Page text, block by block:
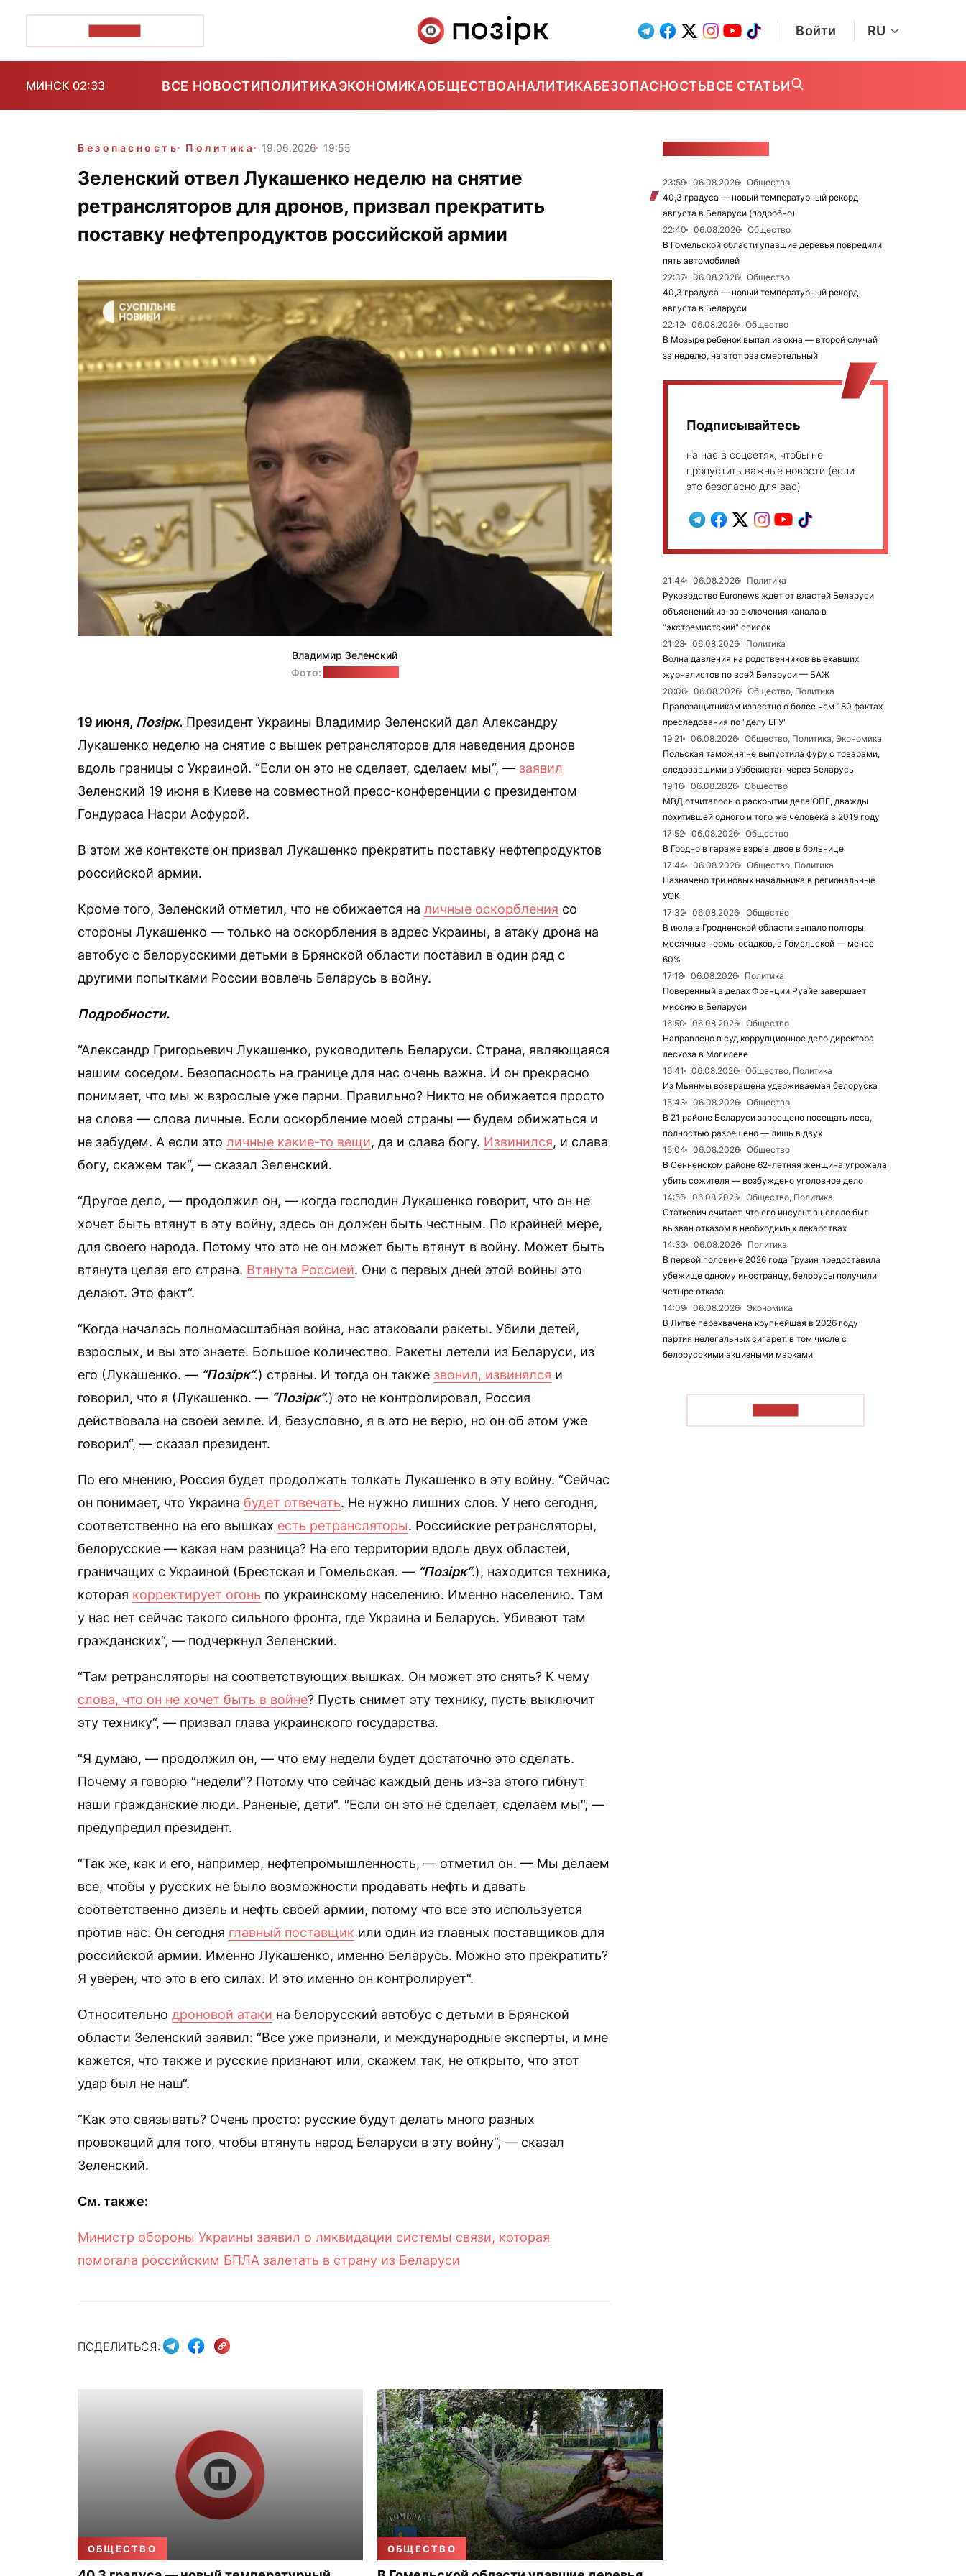
Войти RU
МИНСК 02:33 ВСЕ НОВОСТИПОЛИТИКАЭКОНОМИКАОБЩЕСТВОАНАЛИТИКАБЕЗОПАСНОСТЬВСЕ СТАТЬИ
Безопасность Политика 19.06.2026 19:55
Зеленский отвел Лукашенко неделю на снятие
ретрансляторов для дронов, призвал прекратить
поставку нефтепродуктов российской армии
Владимир Зеленский
Фото:
19 июня, Позірк. Президент Украины Владимир Зеленский дал Александру
Лукашенко неделю на снятие с вышек ретрансляторов для наведения дронов
вдоль границы с Украиной. “Если он это не сделает, сделаем мы“, — заявил
Зеленский 19 июня в Киеве на совместной пресс-конференции с президентом
Гондураса Насри Асфурой.
В этом же контексте он призвал Лукашенко прекратить поставку нефтепродуктов
российской армии.
Кроме того, Зеленский отметил, что не обижается на личные оскорбления со
стороны Лукашенко — только на оскорбления в адрес Украины, а атаку дрона на
автобус с белорусскими детьми в Брянской области поставил в один ряд с
другими попытками России вовлечь Беларусь в войну.
Подробности.
“Александр Григорьевич Лукашенко, руководитель Беларуси. Страна, являющаяся
нашим соседом. Безопасность на границе для нас очень важна. И он прекрасно
понимает, что мы ж взрослые уже парни. Правильно? Никто не обижается просто
на слова — слова личные. Если оскорбление моей страны — будем обижаться и
не забудем. А если это личные какие-то вещи, да и слава богу. Извинился, и слава
богу, скажем так“, — сказал Зеленский.
“Другое дело, — продолжил он, — когда господин Лукашенко говорит, что он не
хочет быть втянут в эту войну, здесь он должен быть честным. По крайней мере,
для своего народа. Потому что это не он может быть втянут в войну. Может быть
втянута целая его страна. Втянута Россией. Они с первых дней этой войны это
делают. Это факт“.
“Когда началась полномасштабная война, нас атаковали ракеты. Убили детей,
взрослых, и вы это знаете. Большое количество. Ракеты летели из Беларуси, из
его (Лукашенко. — “Позірк“.) страны. И тогда он также звонил, извинялся и
говорил, что я (Лукашенко. — “Позірк“.) это не контролировал, Россия
действовала на своей земле. И, безусловно, я в это не верю, но он об этом уже
говорил“, — сказал президент.
По его мнению, Россия будет продолжать толкать Лукашенко в эту войну. “Сейчас
он понимает, что Украина будет отвечать. Не нужно лишних слов. У него сегодня,
соответственно на его вышках есть ретрансляторы. Российские ретрансляторы,
белорусские — какая нам разница? На его территории вдоль двух областей,
граничащих с Украиной (Брестская и Гомельская. — “Позірк“.), находится техника,
которая корректирует огонь по украинскому населению. Именно населению. Там
у нас нет сейчас такого сильного фронта, где Украина и Беларусь. Убивают там
гражданских“, — подчеркнул Зеленский.
“Там ретрансляторы на соответствующих вышках. Он может это снять? К чему
слова, что он не хочет быть в войне? Пусть снимет эту технику, пусть выключит
эту технику“, — призвал глава украинского государства.
“Я думаю, — продолжил он, — что ему недели будет достаточно это сделать.
Почему я говорю “недели“? Потому что сейчас каждый день из-за этого гибнут
наши гражданские люди. Раненые, дети“. “Если он это не сделает, сделаем мы“, —
предупредил президент.
“Так же, как и его, например, нефтепромышленность, — отметил он. — Мы делаем
все, чтобы у русских не было возможности продавать нефть и давать
соответственно дизель и нефть своей армии, потому что все это используется
против нас. Он сегодня главный поставщик или один из главных поставщиков для
российской армии. Именно Лукашенко, именно Беларусь. Можно это прекратить?
Я уверен, что это в его силах. И это именно он контролирует“.
Относительно дроновой атаки на белорусский автобус с детьми в Брянской
области Зеленский заявил: “Все уже признали, и международные эксперты, и мне
кажется, что также и русские признают или, скажем так, не открыто, что этот
удар был не наш“.
“Как это связывать? Очень просто: русские будут делать много разных
провокаций для того, чтобы втянуть народ Беларуси в эту войну“, — сказал
Зеленский.
См. также:
Министр обороны Украины заявил о ликвидации системы связи, которая
помогала российским БПЛА залетать в страну из Беларуси
ПОДЕЛИТЬСЯ:
ОБЩЕСТВО ОБЩЕСТВО
23:59 06.08.2026
Общество
40,3 градуса — новый температурный рекорд
августа в Беларуси (подробно)
22:40
06.08.2026
Общество
В Гомельской области упавшие деревья повредили
пять автомобилей
22:37
06.08.2026
Общество
40,3 градуса — новый температурный рекорд
августа в Беларуси
22:12
06.08.2026
Общество
В Мозыре ребенок выпал из окна — второй случай
за неделю, на этот раз смертельный
Подписывайтесь
на нас в соцсетях, чтобы не
пропустить важные новости (если
это безопасно для вас)
21:44 06.08.2026
Политика
Руководство Euronews ждет от властей Беларуси
объяснений из-за включения канала в
"экстремистский" список
21:23
06.08.2026
Политика
Волна давления на родственников выехавших
журналистов по всей Беларуси — БАЖ
20:06
06.08.2026
Общество, Политика
Правозащитникам известно о более чем 180 фактах
преследования по "делу ЕГУ"
19:21
06.08.2026
Общество, Политика, Экономика
Польская таможня не выпустила фуру с товарами,
следовавшими в Узбекистан через Беларусь
19:16
06.08.2026
Общество
МВД отчиталось о раскрытии дела ОПГ, дважды
похитившей одного и того же человека в 2019 году
17:52
06.08.2026
Общество
В Гродно в гараже взрыв, двое в больнице
17:44
06.08.2026
Общество, Политика
Назначено три новых начальника в региональные
УСК
17:32
06.08.2026
Общество
В июле в Гродненской области выпало полторы
месячные нормы осадков, в Гомельской — менее
60%
17:18
06.08.2026
Политика
Поверенный в делах Франции Руайе завершает
миссию в Беларуси
16:50
06.08.2026
Общество
Направлено в суд коррупционное дело директора
лесхоза в Могилеве
16:41
06.08.2026
Общество, Политика
Из Мьянмы возвращена удерживаемая белоруска
15:43
06.08.2026
Общество
В 21 районе Беларуси запрещено посещать леса,
полностью разрешено — лишь в двух
15:04
06.08.2026
Общество
В Сенненском районе 62-летняя женщина угрожала
убить сожителя — возбуждено уголовное дело
14:56
06.08.2026
Общество, Политика
Статкевич считает, что его инсульт в неволе был
вызван отказом в необходимых лекарствах
14:33
06.08.2026
Политика
В первой половине 2026 года Грузия предоставила
убежище одному иностранцу, белорусы получили
четыре отказа
14:09
06.08.2026
Экономика
В Литве перехвачена крупнейшая в 2026 году
партия нелегальных сигарет, в том числе с
белорусскими акцизными марками